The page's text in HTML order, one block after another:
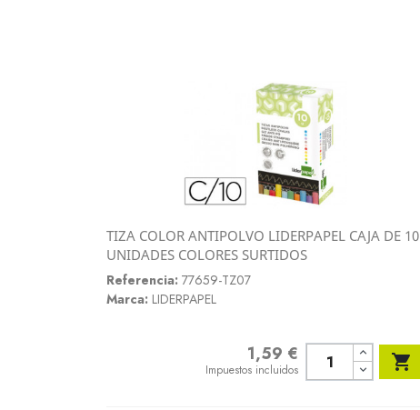
 Vista rápida
TIZA COLOR ANTIPOLVO LIDERPAPEL CAJA DE 10
UNIDADES COLORES SURTIDOS
Referencia: 77659-TZ07
Marca: LIDERPAPEL
1,59 €
Impuestos incluidos 